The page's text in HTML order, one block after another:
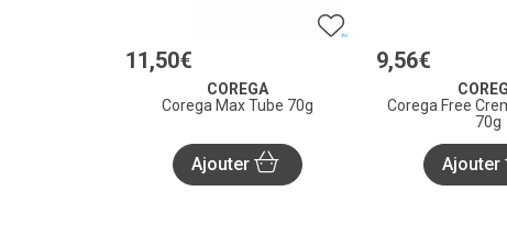
11,50€
COREGA
Corega Max Tube 70g
Ajouter
9,56€
Corega Free
70g
Ajouter